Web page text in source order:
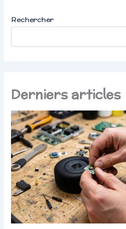
Rechercher
Derniers articles